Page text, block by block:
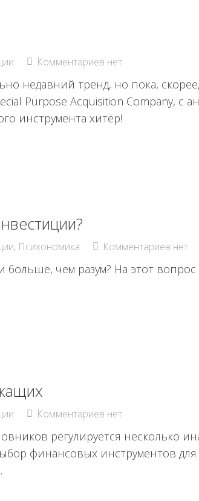
Комментариев нет
недавний тренд, но пока,
Purpose Acquisition Company, с
инструмента хитёр!
, Психономика Комментариев нет
больше, чем разум? На этот
Комментариев нет
регулируется несколько
финансовых инструментов